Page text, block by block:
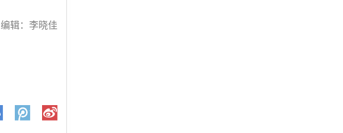
编辑：李晓佳